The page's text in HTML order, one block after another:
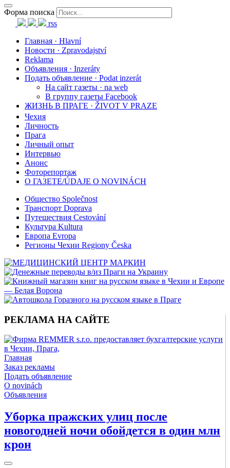
Форма поиска
rss
Главная · Hlavní
Новости · Zpravodajství
Reklama
Объявления · Inzeráty
Подать объявление · Podat inzerát
На сайт газеты · na web
В группу газеты Facebook
ЖИЗНЬ В ПРАГЕ · ŽIVOT V PRAZE
Чехия
Личность
Прага
Личный опыт
Интервью
Анонс
Фоторепортаж
О ГАЗЕТЕ/ÚDAJE O NOVINÁCH
Общество Společnost
Транспорт Doprava
Путешествия Cestování
Культура Kultura
Европа Evropa
Регионы Чехии Regiony Česka
РЕКЛАМА НА САЙТЕ
Главная
Заказ рекламы
Подать объявление
O novinách
Объявления
Уборка пражских улиц после
новогодней ночи обойдется в один млн
крон